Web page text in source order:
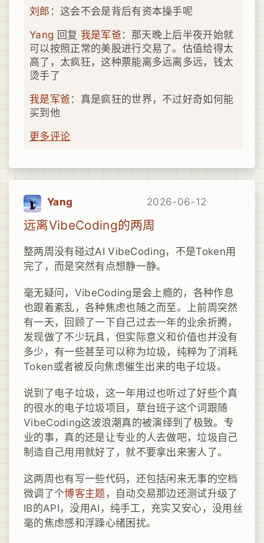
刘郎 ：这会不会是背后有资本操手呢
Yang 回复 我是军爸 ：那天晚上后半夜开始就
可以按照正常的美股进行交易了。估值给得太
高了，太疯狂，这种票能离多远离多远，钱太
烫手了
我是军爸 ：真是疯狂的世界，不过好奇如何能
买到他
更多评论
Yang 2026-06-12
远离VibeCoding的两周
整两周没有碰过AI VibeCoding，不是Token用
完了，而是突然有点想静一静。
毫无疑问，VibeCoding是会上瘾的，各种作息
也跟着紊乱，各种焦虑也随之而至。上前周突然
有一天，回顾了一下自己过去一年的业余折腾，
发现做了不少玩具，但实际意义和价值也并没有
多少，有一些甚至可以称为垃圾，纯粹为了消耗
Token或者被反向焦虑催生出来的电子垃圾。
说到了电子垃圾，这一年用过也听过了好些个真
的很水的电子垃圾项目，草台班子这个词跟随
VibeCoding这波浪潮真的被演绎到了极致。专
业的事，真的还是让专业的人去做吧，垃圾自己
制造自己用用就好了，就不要拿出来害人了。
这两周也有写一些代码，还包括闲来无事的空档
微调了个博客主题 ，自动交易那边还测试升级了
IB的API，没用AI，纯手工，充实又安心，没用丝
毫的焦虑感和浮躁心绪困扰。